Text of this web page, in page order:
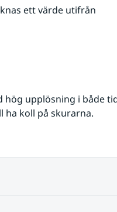
ett värde utifrån
hög upplösning i både
ha koll på skurarna.